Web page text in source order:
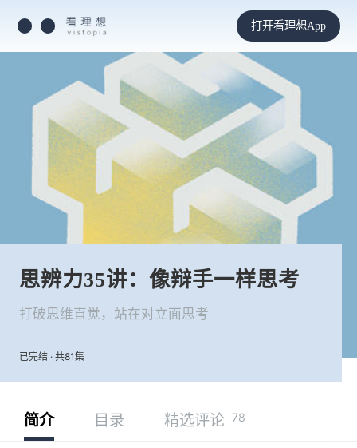
打开看理想App
思辨力35讲：像辩手一样思考
打破思维直觉，站在对立面思考
已完结 · 共81集
简介 目录 精选评论 78